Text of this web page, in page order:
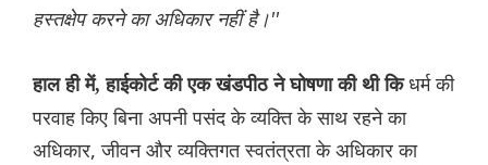
हस्तक्षेप करने का अधिकार नहीं है।''
हाल ही में, हाईकोर्ट की एक खंडपीठ ने घोषणा की थी किधर्म की
परवाह किए बिना अपनी पसंद के व्यक्ति के साथ रहने का
अधिकार, जीवन और व्यक्तिगत स्वतंत्रता के अधिकार का